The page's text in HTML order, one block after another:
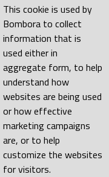
This cookie is used by
Bombora to collect
information that is
used either in
aggregate form, to help
understand how
websites are being used
or how effective
marketing campaigns
are, or to help
customize the websites
for visitors.